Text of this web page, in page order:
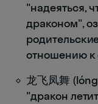
"надеяться,
драконом",
отношению к
龙飞凤舞
"дракон